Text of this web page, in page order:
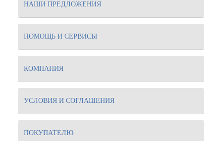
НАШИ ПРЕДЛОЖЕНИЯ
ПОМОЩЬ И СЕРВИСЫ
КОМПАНИЯ
УСЛОВИЯ И СОГЛАШЕНИЯ
ПОКУПАТЕЛЮ